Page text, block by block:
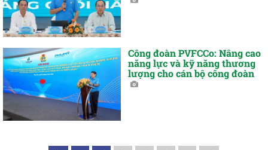
Công đoàn PVFCCo: Nâng cao
năng lực và kỹ năng thương
lượng cho cán bộ công đoàn